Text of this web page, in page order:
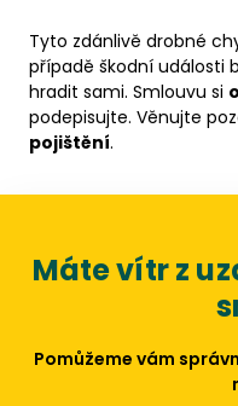
Tyto zdánlivě drobné
případě škodní události
hradit sami. Smlouvu si
podepisujte. Věnujte
pojištění.
Máte vítr z
Pomůžeme vám